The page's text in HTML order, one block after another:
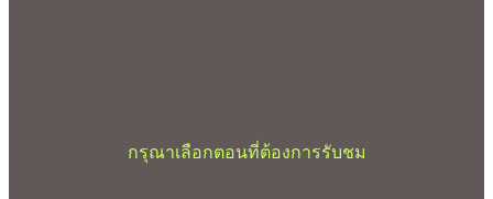
กรุณาเลือกตอนที่ต้องการรับชม